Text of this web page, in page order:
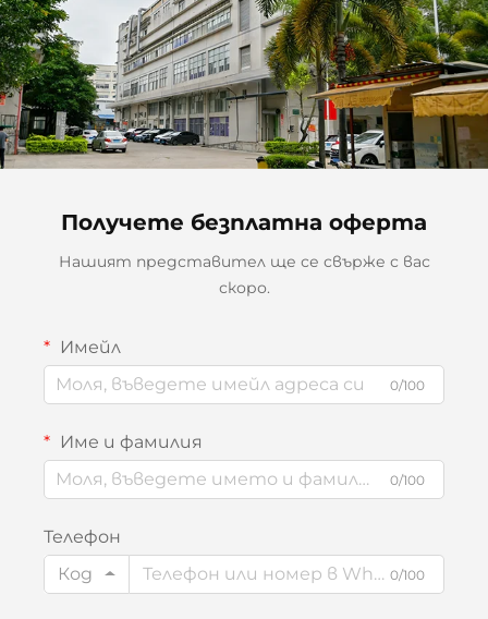
Получете безплатна оферта
Нашият представител ще се свърже с вас
скоро.
Имейл
0/100
Име и фамилия
0/100
Телефон
Код
0/100